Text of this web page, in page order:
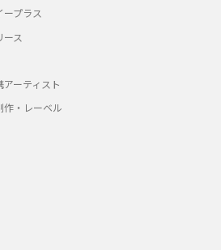
ープラス
ース
ーティスト
作・レーベル